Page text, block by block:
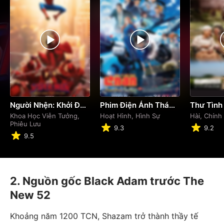
Người Nhện: Khởi Đầu Mới
Khoa Học Viễn Tưởng,
Phiêu Lưu
9.5
Phim Điện Ảnh Thám Tử Lừng Danh Conan: Thiên Thần Sa Ngã Trên Xa Lộ
Hoạt Hình, Hình Sự
9.3
Thư
Hài, Chính
9.2
2. Nguồn gốc Black Adam trước The
New 52
Khoảng năm 1200 TCN, Shazam trở thành thầy tế